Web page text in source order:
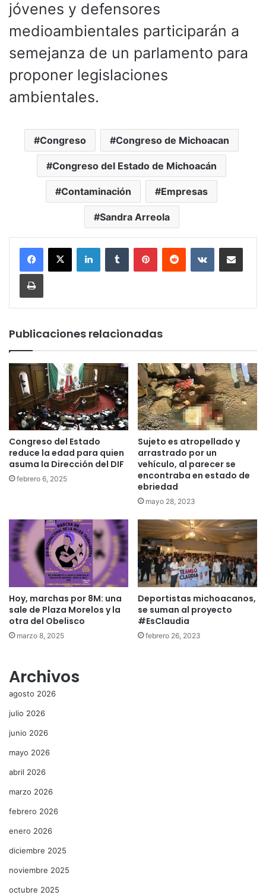
jóvenes y defensores
medioambientales participarán a
semejanza de un parlamento para
proponer legislaciones
ambientales.
Congreso Congreso de Michoacan
Congreso del Estado de Michoacán
Contaminación Empresas
Sandra Arreola
LinkedInTumblr PinterestReddit VKontakteCompartir por
Imprimir
Publicaciones relacionadas
Congreso del Estado
reduce la edad para quien
asuma la Dirección del DIF
febrero 6, 2025
Sujeto es atropellado y
arrastrado por un
vehículo, al parecer se
encontraba en estado de
ebriedad
mayo 28, 2023
Hoy, marchas por 8M: una
sale de Plaza Morelos y la
otra del Obelisco
marzo 8, 2025
Deportistas michoacanos,
se suman al proyecto
#EsClaudia
febrero 26, 2023
Archivos
agosto 2026
julio 2026
junio 2026
mayo 2026
abril 2026
marzo 2026
febrero 2026
enero 2026
diciembre 2025
noviembre 2025
octubre 2025